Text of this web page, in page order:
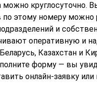
можно круглосуточно.
по этому номеру
и
оперативную и
Казахстан и
форму — вы
онлайн-заявку